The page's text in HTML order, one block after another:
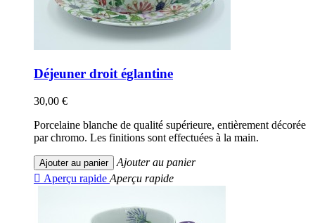
Déjeuner droit églantine
30,00 €
Porcelaine blanche de qualité supérieure, entièrement décorée
par chromo. Les finitions sont effectuées à la main.
Ajouter au panier
Ajouter au panier
 Aperçu rapide Aperçu rapide